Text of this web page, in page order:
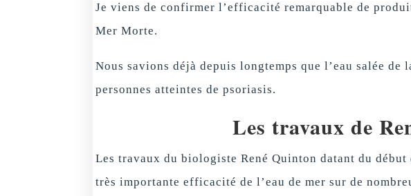
Je viens de confirmer l’efficacité remarquable de
Mer Morte.
Nous savions déjà depuis longtemps que l’eau salée
personnes atteintes de psoriasis.
Les travaux de
Les travaux du biologiste René Quinton datant du
très importante efficacité de l’eau de mer sur de